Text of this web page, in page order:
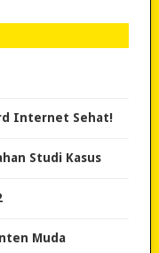
Internet Sehat!
Studi Kasus
Muda